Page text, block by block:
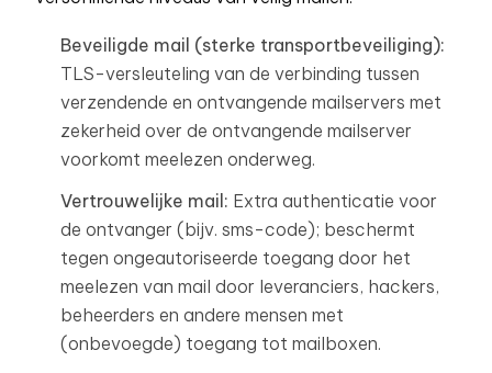
Beveiligde mail (sterke transportbeveiliging):
TLS-versleuteling van de verbinding tussen
verzendende en ontvangende mailservers met
zekerheid over de ontvangende mailserver
voorkomt meelezen onderweg.
Vertrouwelijke mail: Extra authenticatie voor
de ontvanger (bijv. sms-code); beschermt
tegen ongeautoriseerde toegang door het
meelezen van mail door leveranciers, hackers,
beheerders en andere mensen met
(onbevoegde) toegang tot mailboxen.